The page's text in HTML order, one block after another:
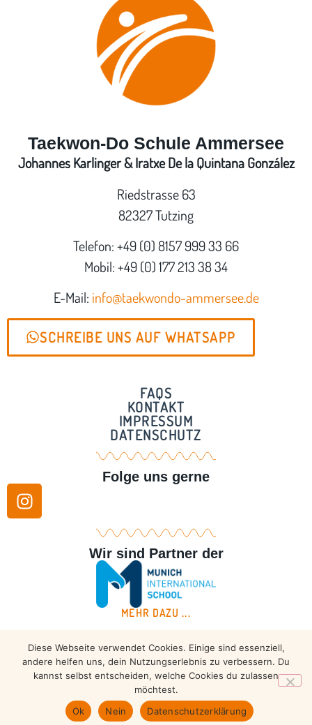
Taekwon-Do Schule Ammersee
Johannes Karlinger & Iratxe De la Quintana González
Riedstrasse 63
82327 Tutzing
Telefon: +49 (0) 8157 999 33 66
Mobil: +49 (0) 177 213 38 34
E-Mail: info@taekwondo-ammersee.de
SCHREIBE UNS AUF WHATSAPP
FAQS
KONTAKT
IMPRESSUM
DATENSCHUTZ
Folge uns gerne
Wir sind Partner der
MEHR DAZU ...
Copyright © 2026 – Taekwondo Ammersee | All rights
reserved.
Diese Webseite verwendet Cookies. Einige sind essenziell,
andere helfen uns, dein Nutzungserlebnis zu verbessern. Du
kannst selbst entscheiden, welche Cookies du zulassen
möchtest.
Ok
Nein Datenschutzerklärung